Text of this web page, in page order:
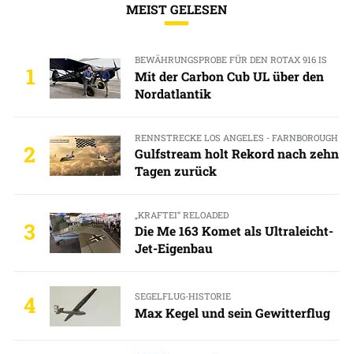
MEIST GELESEN
1
BEWÄHRUNGSPROBE FÜR DEN ROTAX 916 IS
Mit der Carbon Cub UL über den
Nordatlantik
2
RENNSTRECKE LOS ANGELES - FARNBOROUGH
Gulfstream holt Rekord nach zehn
Tagen zurück
3
„KRAFTEI“ RELOADED
Die Me 163 Komet als Ultraleicht-
Jet-Eigenbau
4 SEGELFLUG-HISTORIE
Max Kegel und sein Gewitterflug